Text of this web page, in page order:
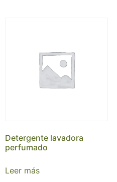
Detergente lavadora
perfumado
Leer más